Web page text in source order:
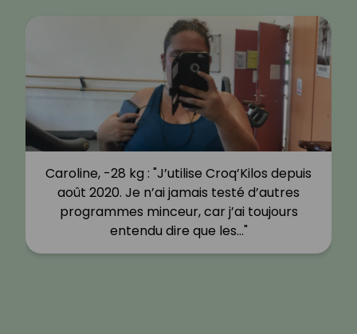
Caroline, -28 kg : "J’utilise Croq’Kilos depuis
août 2020. Je n’ai jamais testé d’autres
programmes minceur, car j’ai toujours
entendu dire que les…"